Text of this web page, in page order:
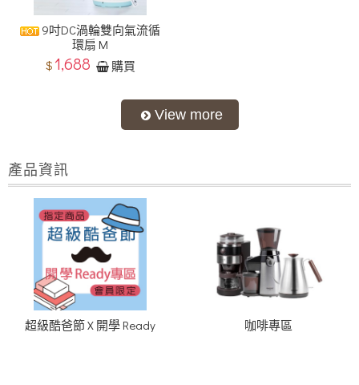
9吋DC渦輪雙向氣流循
環扇 M
$ 1,688 購買
產品資訊
超級酷爸節 X 開學 Ready 咖啡專區